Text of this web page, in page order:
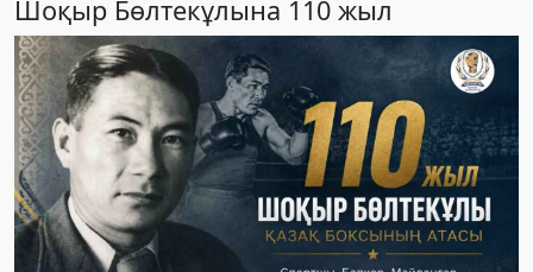
Шоқыр Бөлтекұлына 110 жыл